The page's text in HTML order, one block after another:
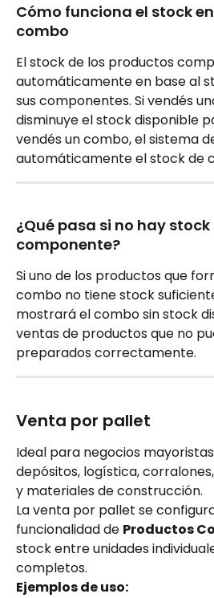
Cómo funciona el stock
combo
El stock de los productos
automáticamente en base al
sus componentes. Si vendés
disminuye el stock disponible
vendés un combo, el sistema
automáticamente el stock de
¿Qué pasa si no hay stock
componente?
Si uno de los productos que
combo no tiene stock
mostrará el combo sin stock
ventas de productos que no
preparados correctamente.
Venta por pallet
Ideal para negocios
depósitos, logística,
y materiales de construcción.
La venta por pallet se
funcionalidad de Productos
stock entre unidades
completos.
Ejemplos de uso: